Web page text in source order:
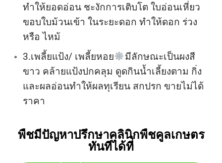
ทำให้ยอดอ่อน ชะงักการเติบโต ใบอ่อนเหี่ยว
ขอบใบม้วนเข้า ในระยะดอก ทำให้ดอก ร่วง
หรือ ไหม้
3.เพลี้ยแป้ง/ เพลี้ยหอย
มีลักษณะเป็นผงสี
ขาว คล้ายแป้งปกคลุม ดูดกินน้ำเลี้ยงตาม กิ่ง
และผลอ่อนทำให้ผลทุเรียน สกปรก ขายไม่ได้
ราคา
พืชมีปัญหาปรึกษาคลินิกพืชคูลเกษตร
ทันทีได้ที่